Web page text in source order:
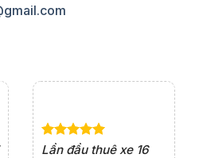
Lần đầu thuê xe 16